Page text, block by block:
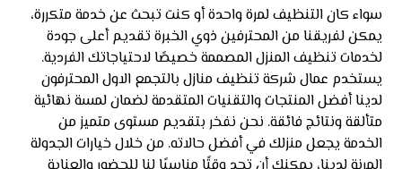
سواء كان التنظيف لمرة واحدة أو كنت تبحث عن خدمة متكررة،
يمكن لفريقنا من المحترفين ذوي الخبرة تقديم أعلى جودة
لخدمات تنظيف المنزل المصممة خصيصًا لاحتياجاتك الفردية.
يستخدم عمال شركة تنظيف منازل بالتجمع الاولالمحترفون
لدينا أفضل المنتجات والتقنيات المتقدمة لضمان لمسة نهائية
متألقة ونتائج فائقة. نحن نفخر بتقديم مستوى متميز من
الخدمة يجعل منزلك في أفضل حالاته. من خلال خيارات الجدولة